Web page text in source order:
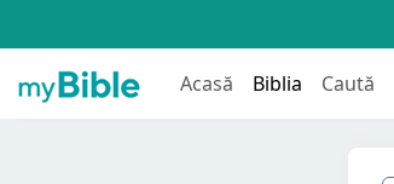
Acasă Biblia Caută